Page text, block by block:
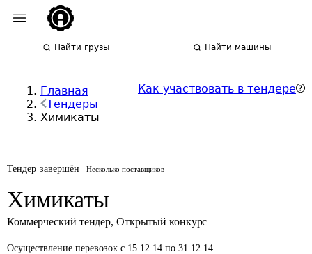
Найти грузы Найти машины
Главная
Тендеры
Химикаты
Как участвовать в тендере
Тендер завершён Несколько поставщиков
Химикаты
Коммерческий тендер, Открытый конкурс
Осуществление перевозок с 15.12.14 по 31.12.14